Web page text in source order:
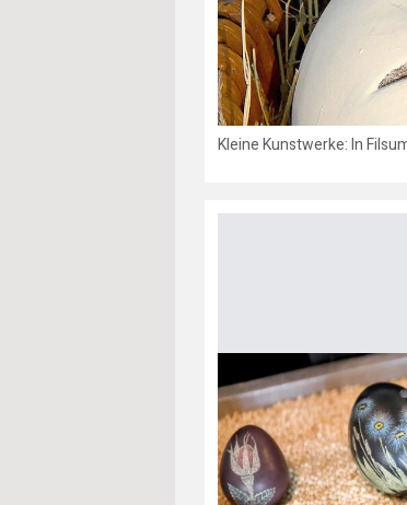
Kleine Kunstwerke: In